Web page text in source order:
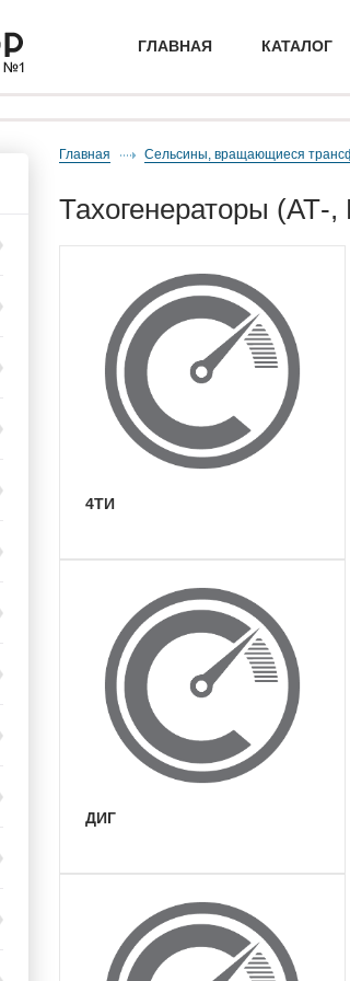
ГЛАВНАЯ КАТАЛОГ
Главная Сельсины, вращающиеся
тахогенераторы
4ТИ
ДИГ